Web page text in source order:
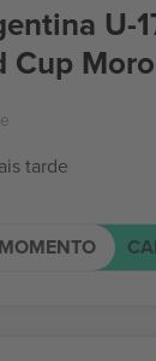
U-
Cup
tarde